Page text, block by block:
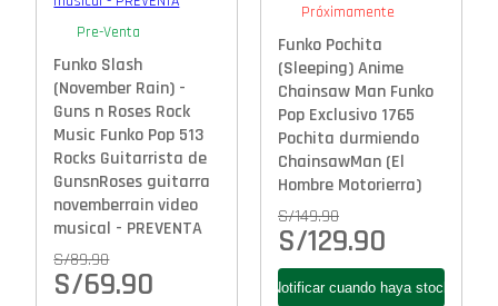
Pre-Venta
Funko Slash
(November Rain) -
Guns n Roses Rock
Music Funko Pop 513
Rocks Guitarrista de
GunsnRoses guitarra
novemberrain video
musical - PREVENTA
S/89.90
S/69.90
Próximamente
Funko Pochita
(Sleeping) Anime
Chainsaw Man Funko
Pop Exclusivo 1765
Pochita durmiendo
ChainsawMan (El
Hombre Motorierra)
S/149.90
S/129.90